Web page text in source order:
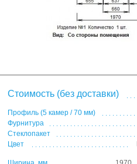
Стоимость (без доставки)
Профиль (5 камер / 70 мм)
Фурнитура
Стеклопакет
Цвет